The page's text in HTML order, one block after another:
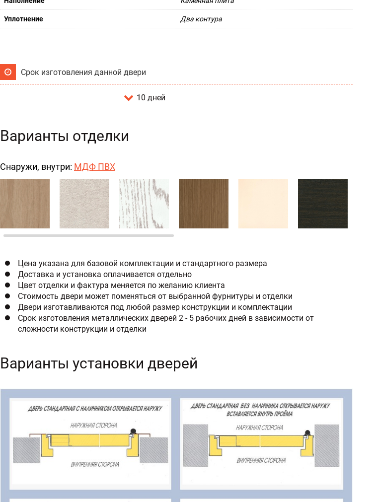
Уплотнение Два контура
Срок изготовления данной двери
10 дней
Варианты отделки
Снаружи, внутри: МДФ ПВХ
Цена указана для базовой комплектации и стандартного размера
Доставка и установка оплачивается отдельно
Цвет отделки и фактура меняется по желанию клиента
Стоимость двери может поменяться от выбранной фурнитуры и отделки
Двери изготавливаются под любой размер конструкции и комплектации
Срок изготовления металлических дверей 2 - 5 рабочих дней в зависимости от
сложности конструкции и отделки
Варианты установки дверей